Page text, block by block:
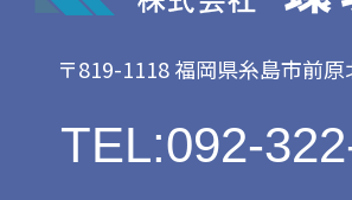
〒819-1118 福岡県糸島市前
TEL:092-